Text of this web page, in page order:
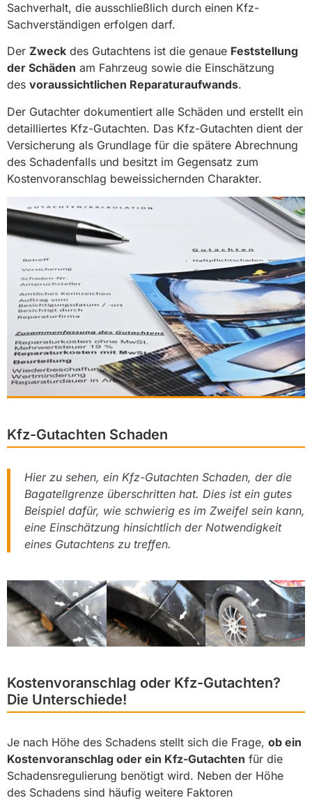
Sachverhalt, die ausschließlich durch einen Kfz-
Sachverständigen erfolgen darf.
Der Zweck des Gutachtens ist die genaue Feststellung
der Schäden am Fahrzeug sowie die Einschätzung
des voraussichtlichen Reparaturaufwands.
Der Gutachter dokumentiert alle Schäden und erstellt ein
detailliertes Kfz-Gutachten. Das Kfz-Gutachten dient der
Versicherung als Grundlage für die spätere Abrechnung
des Schadenfalls und besitzt im Gegensatz zum
Kostenvoranschlag beweissichernden Charakter.
Kfz-Gutachten Schaden
Hier zu sehen, ein Kfz-Gutachten Schaden, der die
Bagatellgrenze überschritten hat. Dies ist ein gutes
Beispiel dafür, wie schwierig es im Zweifel sein kann,
eine Einschätzung hinsichtlich der Notwendigkeit
eines Gutachtens zu treffen.
Kostenvoranschlag oder Kfz-Gutachten?
Die Unterschiede!
Je nach Höhe des Schadens stellt sich die Frage, ob ein
Kostenvoranschlag oder ein Kfz-Gutachten für die
Schadensregulierung benötigt wird. Neben der Höhe
des Schadens sind häufig weitere Faktoren